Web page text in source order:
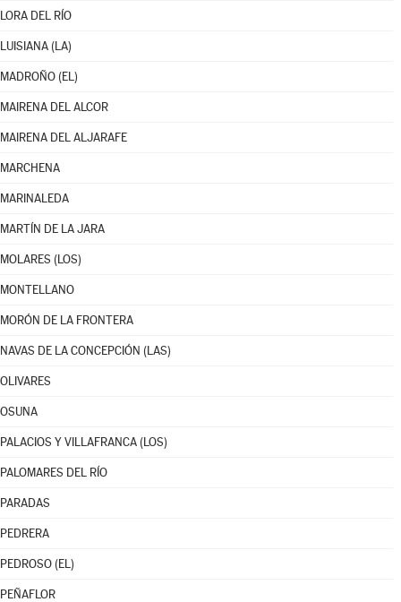
LORA DEL RÍO
LUISIANA (LA)
MADROÑO (EL)
MAIRENA DEL ALCOR
MAIRENA DEL ALJARAFE
MARCHENA
MARINALEDA
MARTÍN DE LA JARA
MOLARES (LOS)
MONTELLANO
MORÓN DE LA FRONTERA
NAVAS DE LA CONCEPCIÓN (LAS)
OLIVARES
OSUNA
PALACIOS Y VILLAFRANCA (LOS)
PALOMARES DEL RÍO
PARADAS
PEDRERA
PEDROSO (EL)
PEÑAFLOR